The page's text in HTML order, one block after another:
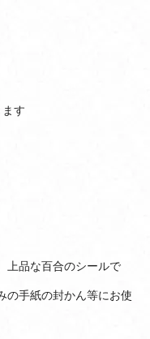
す
上品な百合のシールで
の手紙の封かん等にお使